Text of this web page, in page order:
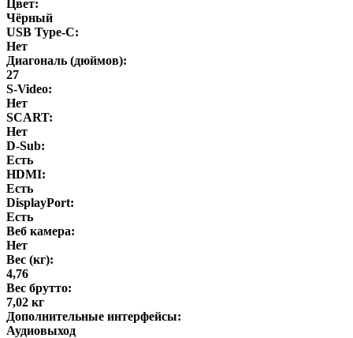
Цвет:
Чёрный
USB Type-C:
Нет
Диагональ (дюймов):
27
S-Video:
Нет
SCART:
Нет
D-Sub:
Есть
HDMI:
Есть
DisplayPort:
Есть
Веб камера:
Нет
Вес (кг):
4,76
Вес брутто:
7,02 кг
Дополнительные интерфейсы:
Аудиовыход